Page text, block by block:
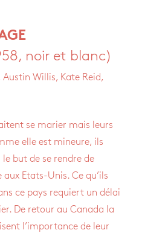
noir et blanc)
Austin Willis, Kate Reid,
se marier mais leurs
elle est mineure, ils
but de se rendre de
Etats-Unis. Ce qu’ils
ce pays requiert un délai
De retour au Canada la
l’importance de leur